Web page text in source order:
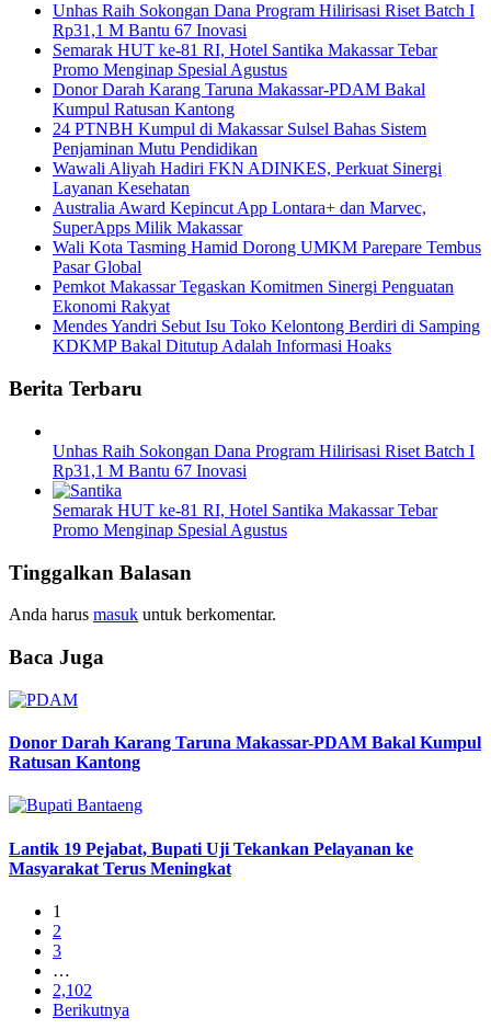
Unhas Raih Sokongan Dana Program Hilirisasi Riset Batch I
Rp31,1 M Bantu 67 Inovasi
Semarak HUT ke-81 RI, Hotel Santika Makassar Tebar
Promo Menginap Spesial Agustus
Donor Darah Karang Taruna Makassar-PDAM Bakal
Kumpul Ratusan Kantong
24 PTNBH Kumpul di Makassar Sulsel Bahas Sistem
Penjaminan Mutu Pendidikan
Wawali Aliyah Hadiri FKN ADINKES, Perkuat Sinergi
Layanan Kesehatan
Australia Award Kepincut App Lontara+ dan Marvec,
SuperApps Milik Makassar
Wali Kota Tasming Hamid Dorong UMKM Parepare Tembus
Pasar Global
Pemkot Makassar Tegaskan Komitmen Sinergi Penguatan
Ekonomi Rakyat
Mendes Yandri Sebut Isu Toko Kelontong Berdiri di Samping
KDKMP Bakal Ditutup Adalah Informasi Hoaks
Berita Terbaru
Unhas Raih Sokongan Dana Program Hilirisasi Riset Batch I
Rp31,1 M Bantu 67 Inovasi
Semarak HUT ke-81 RI, Hotel Santika Makassar Tebar
Promo Menginap Spesial Agustus
Tinggalkan Balasan
Anda harus masuk untuk berkomentar.
Baca Juga
Donor Darah Karang Taruna Makassar-PDAM Bakal Kumpul
Ratusan Kantong
Lantik 19 Pejabat, Bupati Uji Tekankan Pelayanan ke
Masyarakat Terus Meningkat
1
2
3
…
2,102
Berikutnya